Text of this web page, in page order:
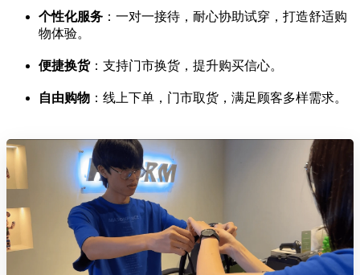
个性化服务 ：一对一接待，耐心协助试穿，打造舒适购
物体验。
便捷换货：支持门市换货，提升购买信心。
自由购物 ：线上下单，门市取货，满足顾客多样需求。